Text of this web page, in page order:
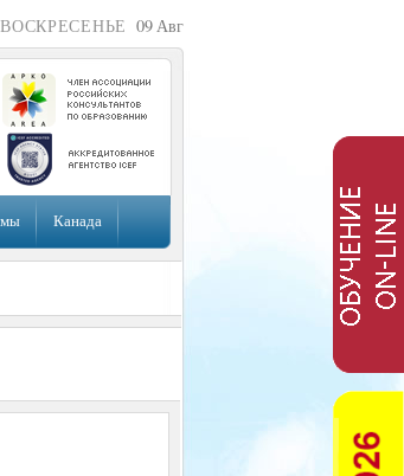
ВОСКРЕСЕНЬЕ 09Авг
Канада